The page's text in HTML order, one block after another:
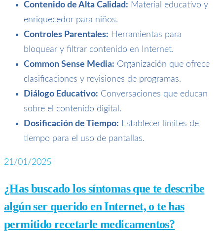
Contenido de Alta Calidad: Material educativo y
enriquecedor para niños.
Controles Parentales: Herramientas para
bloquear y filtrar contenido en Internet.
Common Sense Media: Organización que ofrece
clasificaciones y revisiones de programas.
Diálogo Educativo: Conversaciones que educan
sobre el contenido digital.
Dosificación de Tiempo: Establecer límites de
tiempo para el uso de pantallas.
21/01/2025
¿Has buscado los síntomas que te describe
algún ser querido en Internet, o te has
permitido recetarle medicamentos?